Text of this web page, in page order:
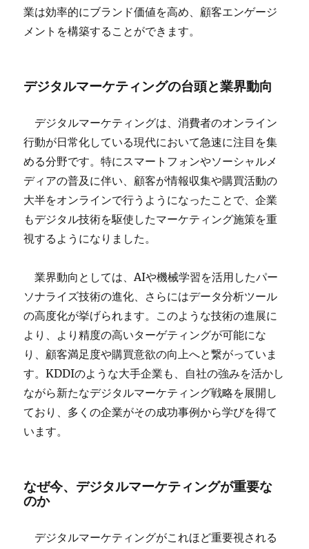
業は効率的にブランド価値を高め、顧客エンゲージ
メントを構築することができます。
デジタルマーケティングの台頭と業界動向
デジタルマーケティングは、消費者のオンライン
行動が日常化している現代において急速に注目を集
める分野です。特にスマートフォンやソーシャルメ
ディアの普及に伴い、顧客が情報収集や購買活動の
大半をオンラインで行うようになったことで、企業
もデジタル技術を駆使したマーケティング施策を重
視するようになりました。
業界動向としては、AIや機械学習を活用したパー
ソナライズ技術の進化、さらにはデータ分析ツール
の高度化が挙げられます。このような技術の進展に
より、より精度の高いターゲティングが可能にな
り、顧客満足度や購買意欲の向上へと繋がっていま
す。KDDIのような大手企業も、自社の強みを活かし
ながら新たなデジタルマーケティング戦略を展開し
ており、多くの企業がその成功事例から学びを得て
います。
なぜ今、デジタルマーケティングが重要な
のか
デジタルマーケティングがこれほど重要視される